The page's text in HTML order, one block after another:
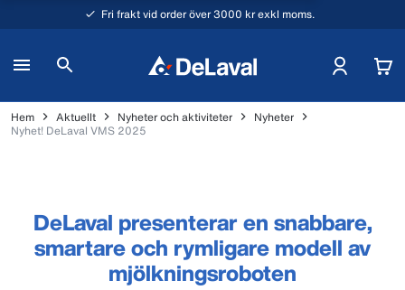
Fri frakt vid order över 3000 kr exkl moms.
Hem Aktuellt Nyheter och aktiviteter
Nyheter
Nyhet! DeLaval VMS 2025
DeLaval presenterar en snabbare,
smartare och rymligare modell av
mjölkningsroboten